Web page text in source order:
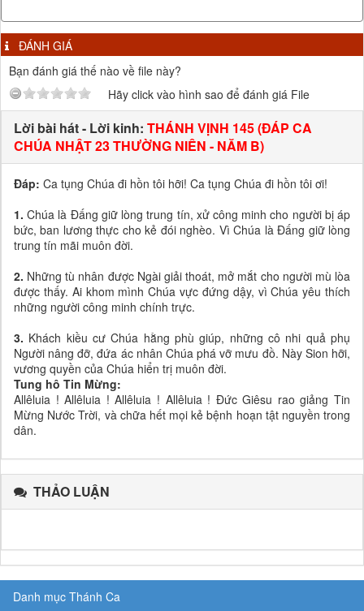
ĐÁNH GIÁ
Bạn đánh giá thế nào về file này?
Hãy click vào hình sao để đánh giá File
Lời bài hát - Lời kinh: THÁNH VỊNH 145 (ĐÁP CA
CHÚA NHẬT 23 THƯỜNG NIÊN - NĂM B)
Đáp: Ca tụng Chúa đi hồn tôi hỡi! Ca tụng Chúa đi hồn tôi ơi!
1.Chúa là Đấng giữ lòng trung tín, xử công minh cho người bị áp
bức, ban lương thực cho kẻ đói nghèo. Vì Chúa là Đấng giữ lòng
trung tín mãi muôn đời.
2. Những tù nhân được Ngài giải thoát, mở mắt cho người mù lòa
được thấy. Ai khom mình Chúa vực đứng dậy, vì Chúa yêu thích
những người công minh chính trực.
3. Khách kiều cư Chúa hằng phù giúp, những cô nhi quả phụ
Người nâng đỡ, đứa ác nhân Chúa phá vỡ mưu đồ. Này Sion hỡi,
vương quyền của Chúa hiển trị muôn đời.
Tung hô Tin Mừng:
Allêluia ! Allêluia ! Allêluia ! Allêluia ! Đức Giêsu rao giảng Tin
Mừng Nước Trời, và chữa hết mọi kẻ bệnh hoạn tật nguyền trong
dân.
THẢO LUẬN
Danh mục Thánh Ca